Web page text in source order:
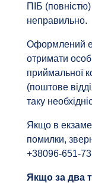
ПІБ
неправильно.
Оформлений
отримати
приймальної
(поштове
таку
Якщо в
помилки,
+38096-651-
Якщо за два